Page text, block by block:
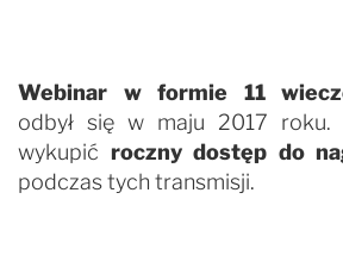
Webinar w formie 11
odbył się w maju 2017 roku.
wykupić roczny dostęp do
podczas tych transmisji.